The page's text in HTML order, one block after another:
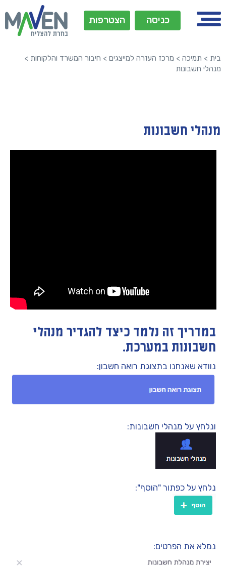
כניסה הצטרפות
בית > תמיכה> מרכז העזרה למייצגים> חיבור המשרד והלקוחות >
מנהלי חשבונות
מנהלי חשבונות
במדריך זה נלמד כיצד להגדיר מנהלי
חשבונות במערכת.
נוודא שאנחנו בתצוגת רואה חשבון:
ונלחץ על מנהלי חשבונות:
נלחץ על כפתור "הוסף":
נמלא את הפרטים: